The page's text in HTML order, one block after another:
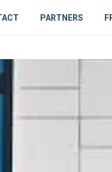
PARTNERS